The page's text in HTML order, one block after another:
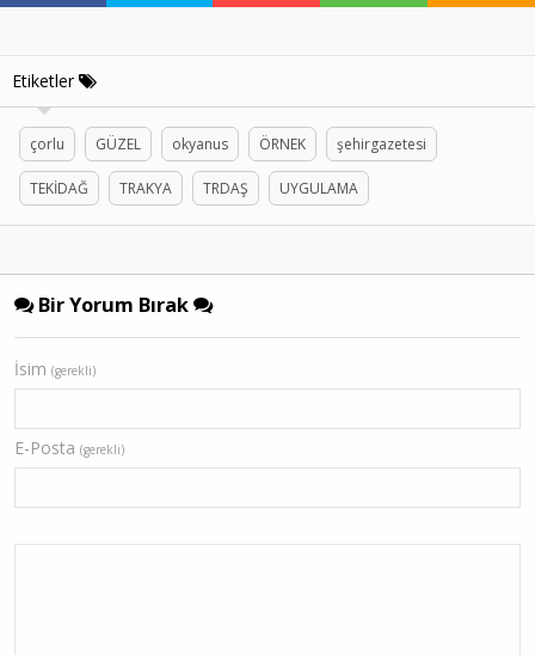
Etiketler
çorlu GÜZEL okyanus ÖRNEK şehirgazetesi
TEKİDAĞ TRAKYA TRDAŞ UYGULAMA
Bir Yorum Bırak
İsim (gerekli)
E-Posta (gerekli)